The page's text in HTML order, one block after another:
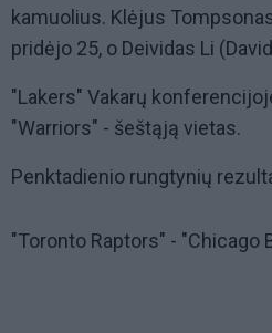
kamuolius. Klėjus
pridėjo 25, o Deividas Li
"Lakers" Vakarų
"Warriors" - šeštąją vietas.
Penktadienio rungtynių
"Toronto Raptors" - "Chicago